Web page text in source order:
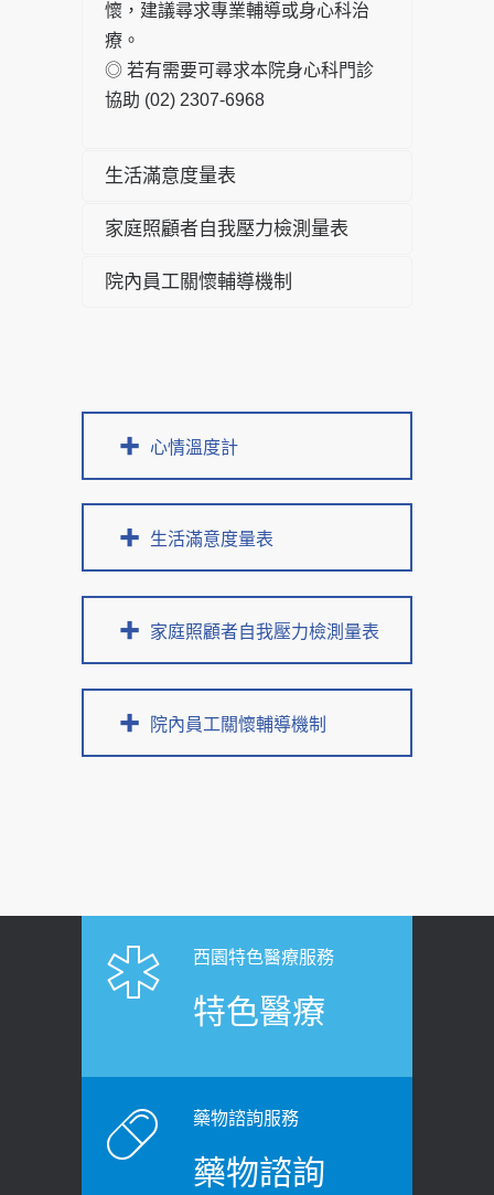
懷，建議尋求專業輔導或身心科治
療。
◎ 若有需要可尋求本院身心科門診
協助 (02) 2307-6968
生活滿意度量表
家庭照顧者自我壓力檢測量表
院內員工關懷輔導機制
心情溫度計
生活滿意度量表
家庭照顧者自我壓力檢測量表
院內員工關懷輔導機制
西園特色醫療服務
特色醫療
藥物諮詢服務
藥物諮詢